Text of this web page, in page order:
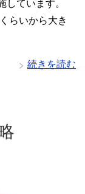
ています。
らいから大き
続きを読む